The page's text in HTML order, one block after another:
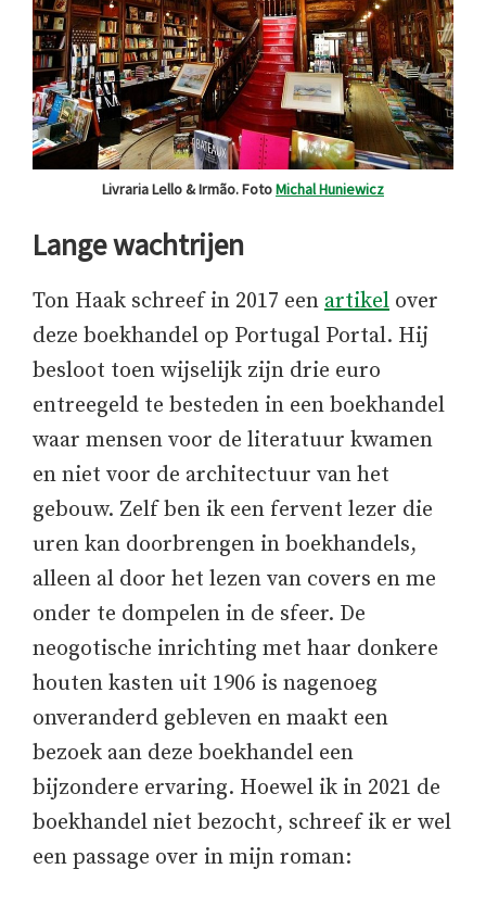
Livraria Lello & Irmão. FotoMichal Huniewicz
Lange wachtrijen
Ton Haak schreef in 2017 een artikel over
deze boekhandel op Portugal Portal. Hij
besloot toen wijselijk zijn drie euro
entreegeld te besteden in een boekhandel
waar mensen voor de literatuur kwamen
en niet voor de architectuur van het
gebouw. Zelf ben ik een fervent lezer die
uren kan doorbrengen in boekhandels,
alleen al door het lezen van covers en me
onder te dompelen in de sfeer. De
neogotische inrichting met haar donkere
houten kasten uit 1906 is nagenoeg
onveranderd gebleven en maakt een
bezoek aan deze boekhandel een
bijzondere ervaring. Hoewel ik in 2021 de
boekhandel niet bezocht, schreef ik er wel
een passage over in mijn roman: